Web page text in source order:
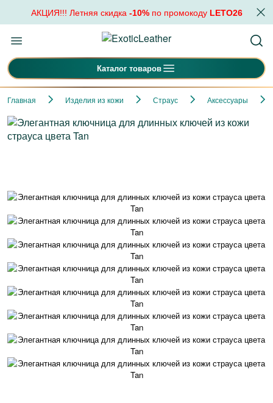
АКЦИЯ!!! Летняя скидка -10%по промокоду LETO26
Каталог товаров
Главная Изделия из кожи Страус Аксессуары